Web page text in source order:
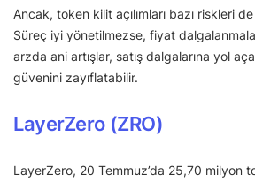
Ancak, token kilit açılımları bazı riskleri
Süreç iyi yönetilmezse, fiyat
arzda ani artışlar, satış dalgalarına yol
güvenini zayıflatabilir.
LayerZero (ZRO)
LayerZero, 20 Temmuz’da 25,70 milyon